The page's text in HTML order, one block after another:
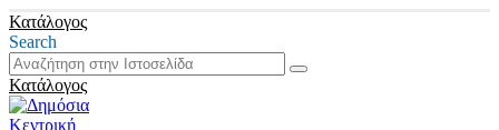
Κατάλογος
Search
Κατάλογος